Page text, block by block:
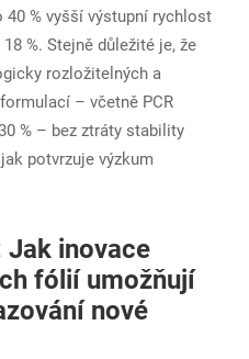
% vyšší výstupní rychlost
%. Stejně důležité je, že
rozložitelných a
– včetně PCR
% – bez ztráty stability
potvrzuje výzkum
Jak inovace
fólií umožňují
nové